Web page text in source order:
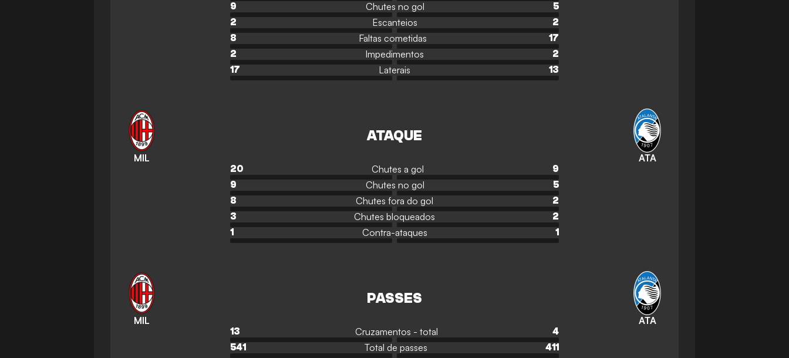
9
Chutes no gol
5
2
Escanteios
2
8
Faltas cometidas
17
2
Impedimentos
2
17
Laterais 13
MIL
ATAQUE
ATA
20 Chutes a gol
9
9
Chutes no gol
5
8
Chutes fora do gol
2
3
Chutes bloqueados
2
1
Contra-ataques 1
MIL
PASSES
ATA
13 Cruzamentos - total
4
541
Total de passes 411